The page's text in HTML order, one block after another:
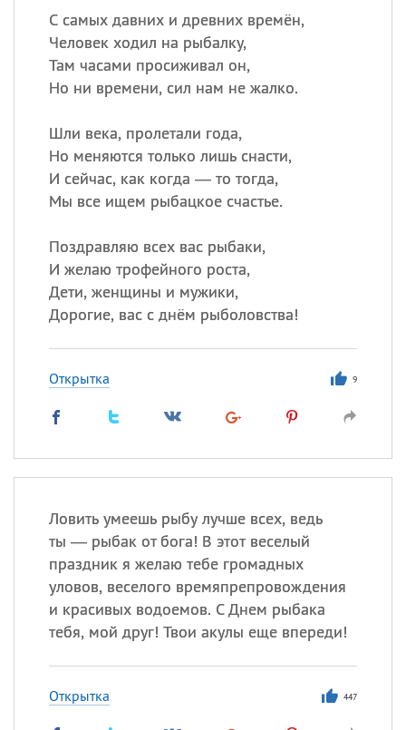
С самых давних и древних времён,
Человек ходил на рыбалку,
Там часами просиживал он,
Но ни времени, сил нам не жалко.
Шли века, пролетали года,
Но меняются только лишь снасти,
И сейчас, как когда — то тогда,
Мы все ищем рыбацкое счастье.
Поздравляю всех вас рыбаки,
И желаю трофейного роста,
Дети, женщины и мужики,
Дорогие, вас с днём рыболовства!
Открытка 9
Ловить умеешь рыбу лучше всех, ведь
ты — рыбак от бога! В этот веселый
праздник я желаю тебе громадных
уловов, веселого времяпрепровождения
и красивых водоемов. С Днем рыбака
тебя, мой друг! Твои акулы еще впереди!
Открытка 447